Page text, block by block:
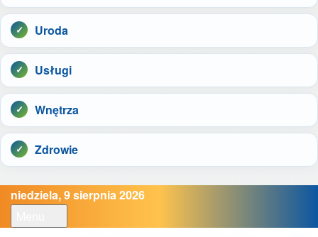
Uroda
Usługi
Wnętrza
Zdrowie
niedziela, 9 sierpnia 2026